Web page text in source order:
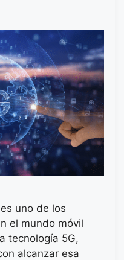
uno de los
el mundo móvil
tecnología 5G,
alcanzar esa